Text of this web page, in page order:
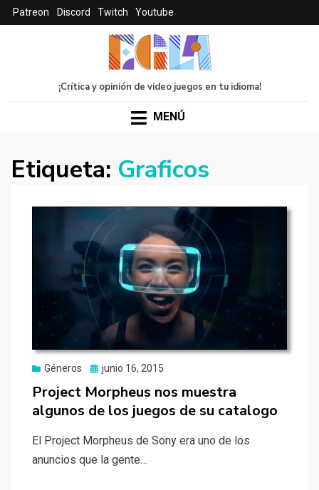
Patreon Discord Twitch Youtube
¡Crítica y opinión de video juegos en tu idioma!
MENÚ
Etiqueta: Graficos
Géneros
Publicado
junio 16, 2015
Project Morpheus nos muestra
algunos de los juegos de su catalogo
El Project Morpheus de Sony era uno de los
anuncios que la gente…